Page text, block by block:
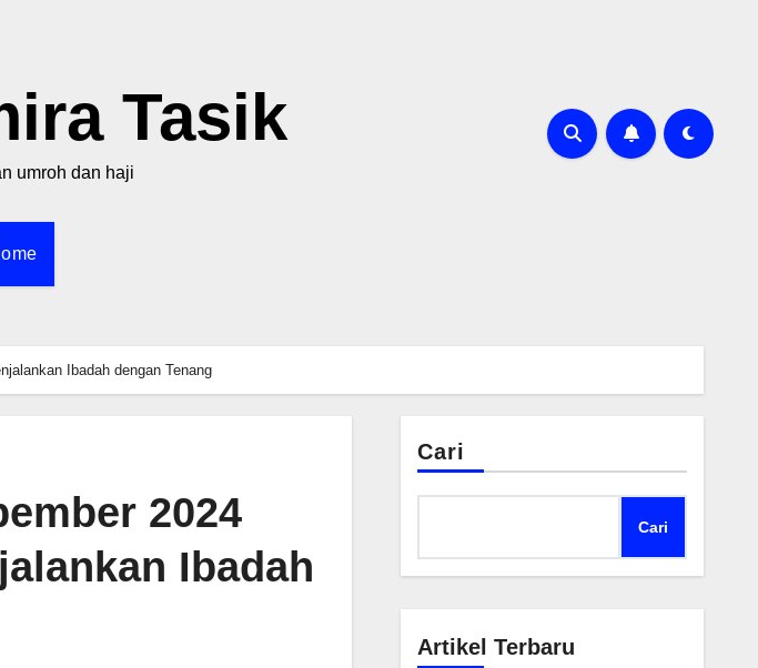
Tasik
umroh dan haji
Ibadah dengan Tenang
2024
Ibadah
Cari
Cari
Artikel Terbaru